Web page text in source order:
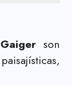
son